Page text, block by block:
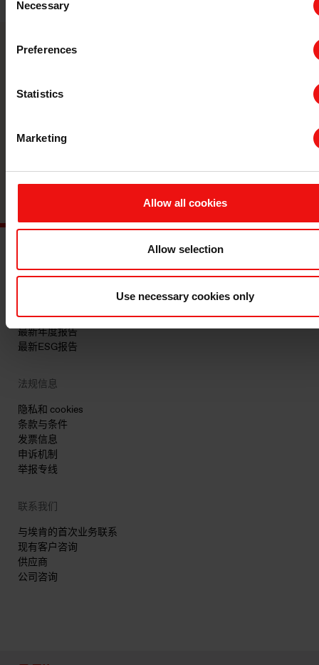
Selection
Necessary
Preferences
Statistics
Marketing
Allow all cookies
Allow selection
Use necessary cookies only
与全球领先的材料制造商携手，将您的
联系
主要文档
查询认证证书
最新年度报告
最新ESG报告
法规信息
隐私和 cookies
条款与条件
发票信息
申诉机制
举报专线
联系我们
与埃肯的首次业务联系
现有客户咨询
供应商
公司咨询